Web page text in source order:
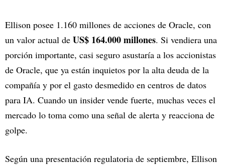
Ellison posee 1.160 millones de acciones de Oracle, con
un valor actual de US$ 164.000 millones. Si vendiera una
porción importante, casi seguro asustaría a los accionistas
de Oracle, que ya están inquietos por la alta deuda de la
compañía y por el gasto desmedido en centros de datos
para IA. Cuando un insider vende fuerte, muchas veces el
mercado lo toma como una señal de alerta y reacciona de
golpe.
Según una presentación regulatoria de septiembre, Ellison